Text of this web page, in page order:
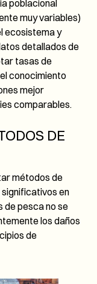
poblacional
muy variables)
ecosistema y
detallados de
tasas de
conocimiento
mejor
comparables.
DE
métodos de
en
de pesca no se
los daños
de